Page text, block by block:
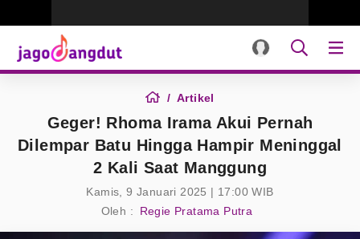
Artikel
Geger! Rhoma Irama Akui Pernah
Dilempar Batu Hingga Hampir Meninggal
2 Kali Saat Manggung
Kamis, 9 Januari 2025 | 17:00 WIB
Oleh :
Regie Pratama Putra